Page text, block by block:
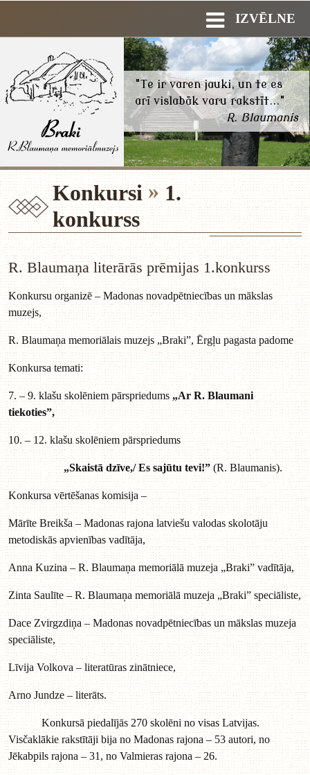
IZVĒLNE
"Te ir varen jauki, un te es
arī vislabāk varu rakstīt..."
R. Blaumanis
Konkursi
1.
konkurss
R. Blaumaņa literārās prēmijas 1.konkurss
Konkursu organizē – Madonas novadpētniecības un mākslas
muzejs,
R. Blaumaņa memoriālais muzejs „Braki”, Ērgļu pagasta padome
Konkursa temati:
7. – 9. klašu skolēniem pārspriedums „Ar R. Blaumani
tiekoties”,
10. – 12. klašu skolēniem pārspriedums
„Skaistā dzīve,/ Es sajūtu tevi!”(R. Blaumanis).
Konkursa vērtēšanas komisija –
Mārīte Breikša – Madonas rajona latviešu valodas skolotāju
metodiskās apvienības vadītāja,
Anna Kuzina – R. Blaumaņa memoriālā muzeja „Braki” vadītāja,
Zinta Saulīte – R. Blaumaņa memoriālā muzeja „Braki” speciāliste,
Dace Zvirgzdiņa – Madonas novadpētniecības un mākslas muzeja
speciāliste,
Līvija Volkova – literatūras zinātniece,
Arno Jundze – literāts.
Konkursā piedalījās 270 skolēni no visas Latvijas.
Visčaklākie rakstītāji bija no Madonas rajona – 53 autori, no
Jēkabpils rajona – 31, no Valmieras rajona – 26.